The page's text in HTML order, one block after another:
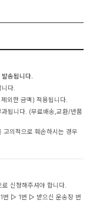
송됩니다.
니다.
외한 금액) 적용됩니다.
됩니다. (무료배송,교환/반품
의적으로 훼손하시는 경우
신청해주셔야 합니다.
번 ▷ 1번 ▷ 받으신 운송장 번